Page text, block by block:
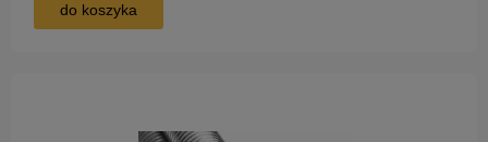
do koszyka